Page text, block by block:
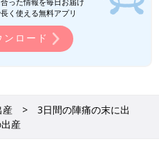
く使える無料アプリ
ロード
産
3日間の陣痛の末に出
産